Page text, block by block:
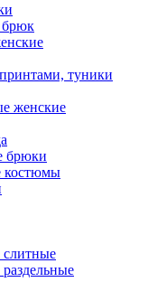
брюк
туники
женские
брюки
костюмы